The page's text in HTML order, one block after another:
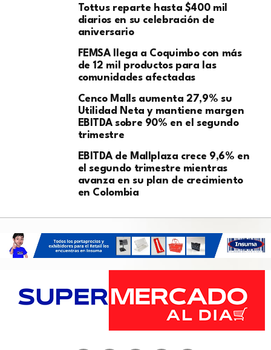
Tottus reparte hasta $400 mil
diarios en su celebración de
aniversario
FEMSA llega a Coquimbo con más
de 12 mil productos para las
comunidades afectadas
Cenco Malls aumenta 27,9% su
Utilidad Neta y mantiene margen
EBITDA sobre 90% en el segundo
trimestre
EBITDA de Mallplaza crece 9,6% en
el segundo trimestre mientras
avanza en su plan de crecimiento
en Colombia